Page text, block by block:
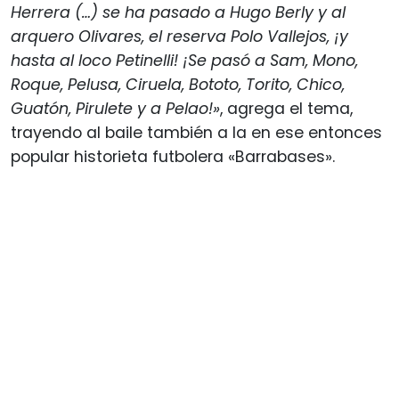
Herrera (…) se ha pasado a Hugo Berly y al
arquero Olivares, el reserva Polo Vallejos, ¡y
hasta al loco Petinelli! ¡Se pasó a Sam, Mono,
Roque, Pelusa, Ciruela, Bototo, Torito, Chico,
Guatón, Pirulete y a Pelao!», agrega el tema,
trayendo al baile también a la en ese entonces
popular historieta futbolera «Barrabases».